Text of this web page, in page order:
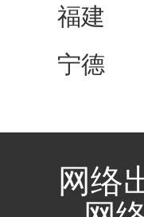
福建
宁德
网络